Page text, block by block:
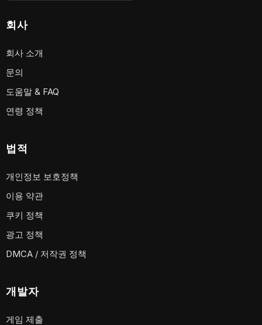
회사
회사 소개
문의
도움말 & FAQ
연령 정책
법적
개인정보 보호정책
이용 약관
쿠키 정책
광고 정책
DMCA / 저작권 정책
개발자
게임 제출